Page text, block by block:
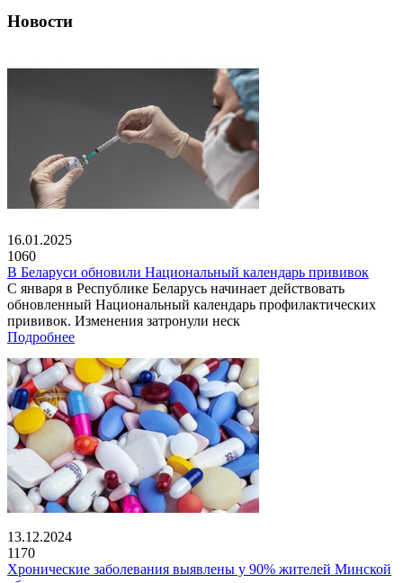
Новости
16.01.2025
1060
В Беларуси обновили Национальный календарь прививок
С января в Республике Беларусь начинает действовать
обновленный Национальный календарь профилактических
прививок. Изменения затронули неск
Подробнее
13.12.2024
1170
Хронические заболевания выявлены у 90% жителей Минской